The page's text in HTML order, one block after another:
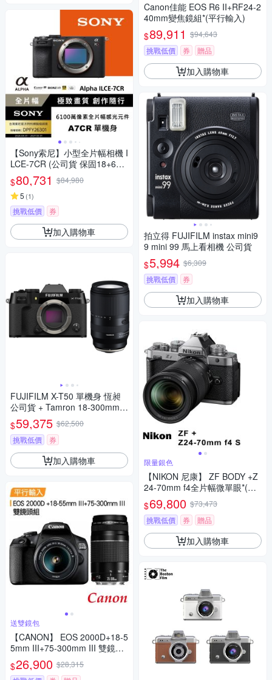
【Sony索尼】小型全片幅相機 I
LCE-7CR (公司貨 保固18+6個
月) A7CR
$80,731 $84,980
5 (1)
挑戰低價 券
加入購物車
FUJIFILM X-T50 單機身 恆昶
公司貨 + Tamron 18-300mm F
3.5-6.3 鏡頭 公司貨
$59,375 $62,500
挑戰低價
券
加入購物車
送雙鏡包
【CANON】 EOS 2000D+18-5
5mm III+75-300mm III 雙鏡組*
(中文平輸)
$26,900 $28,315
Canon佳能 EOS R6 II+RF24-2
40mm變焦鏡組*(平行輸入)
$89,911 $94,643
挑戰低價
券 贈品
加入購物車
拍立得 FUJIFILM instax mini9
9 mini 99 馬上看相機 公司貨
$5,994 $6,309
挑戰低價
券
加入購物車
限量銀色
【NIKON 尼康】 ZF BODY +Z
24-70mm f4全片幅微單眼*(平
行輸入)
$69,800 $73,473
挑戰低價
券 贈品
加入購物車